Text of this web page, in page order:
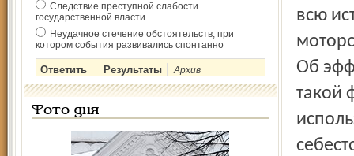
Следствие преступной слабости
государственной власти
Неудачное стечение обстоятельств, при
котором события развивались спонтанно
Архив
Фото дня
всю
Об
такой